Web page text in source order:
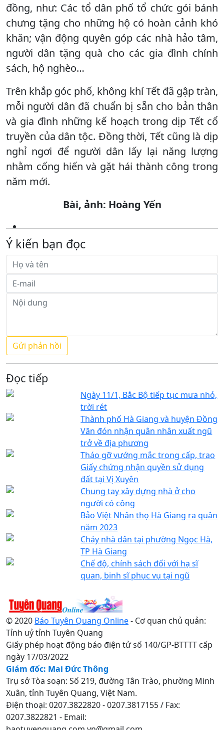
đồng, như: Các tổ dân phố tổ chức gói bánh
chưng tặng cho những hộ có hoàn cảnh khó
khăn; vận động quyên góp các nhà hảo tâm,
người dân tặng quà cho các gia đình chính
sách, hộ nghèo…
Trên khắp góc phố, không khí Tết đã gập tràn,
mỗi người dân đã chuẩn bị sẵn cho bản thân
và gia đình những kế hoạch trong dịp Tết cổ
truyền của dân tộc. Đồng thời, Tết cũng là dịp
nghỉ ngơi để người dân lấy lại năng lượng
nhằm cống hiến và gặt hái thành công trong
năm mới.
Bài, ảnh: Hoàng Yến
Ý kiến bạn đọc
Đọc tiếp
Ngày 11/1, Bắc Bộ tiếp tục mưa nhỏ,
trời rét
Thành phố Hà Giang và huyện Đồng
Văn đón nhận quân nhân xuất ngũ
trở về địa phương
Tháo gỡ vướng mắc trong cấp, trao
Giấy chứng nhận quyền sử dụng
đất tại Vị Xuyên
Chung tay xây dựng nhà ở cho
người có công
Bảo Việt Nhân thọ Hà Giang ra quân
năm 2023
Cháy nhà dân tại phường Ngọc Hà,
TP Hà Giang
Chế độ, chính sách đối với hạ sĩ
quan, binh sĩ phục vụ tại ngũ
© 2020 Báo Tuyên Quang Online- Cơ quan chủ quản:
Tỉnh uỷ tỉnh Tuyên Quang
Giấy phép hoạt động báo điện tử số 140/GP-BTTTT cấp
ngày 17/03/2022
Giám đốc: Mai Đức Thông
Trụ sở Tòa soạn: Số 219, đường Tân Trào, phường Minh
Xuân, tỉnh Tuyên Quang, Việt Nam.
Điện thoại: 0207.3822820 - 0207.3817155 / Fax:
0207.3822821 - Email: